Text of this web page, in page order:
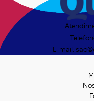
E-mail: